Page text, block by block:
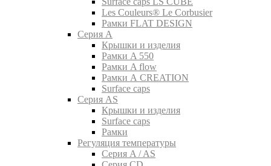
Les Couleurs® Le Corbusier
Рамки FLAT DESIGN
Серия A
Крышки и изделия
Рамки A 550
Рамки A flow
Рамки A CREATION
Surface caps
Серия AS
Крышки и изделия
Surface caps
Рамки
Регуляция температуры
Серия A / AS